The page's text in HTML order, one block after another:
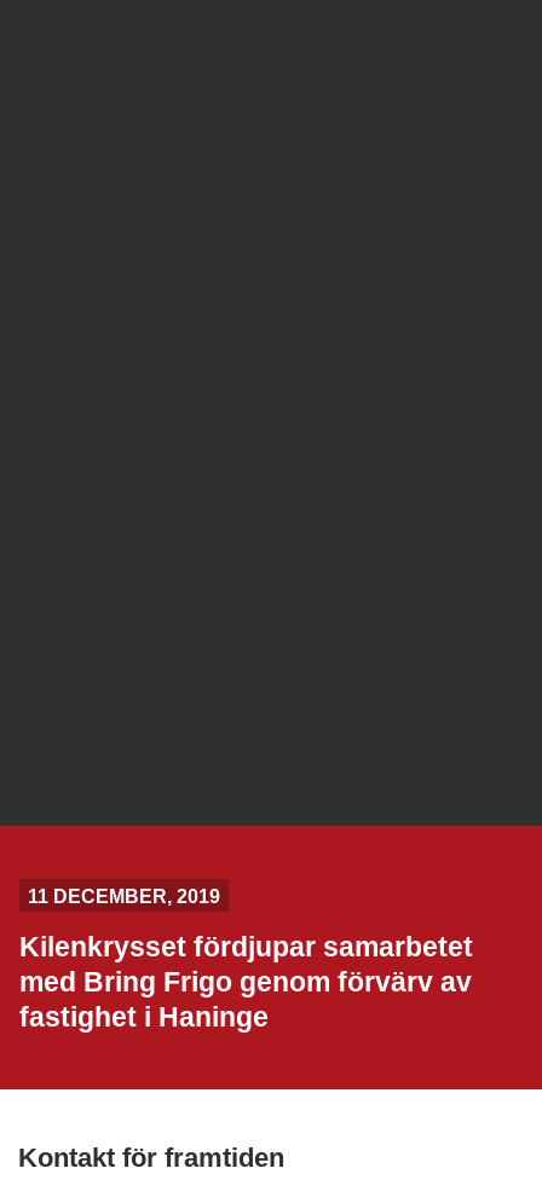
Kontakt för framtiden
11 DECEMBER, 2019
Kilenkrysset fördjupar samarbetet
med Bring Frigo genom förvärv av
fastighet i Haninge